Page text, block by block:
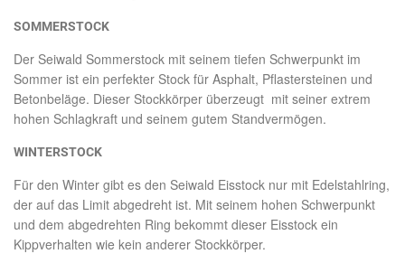
SOMMERSTOCK
Der Seiwald Sommerstock mit seinem tiefen Schwerpunkt im
Sommer ist ein perfekter Stock für Asphalt, Pflastersteinen und
Betonbeläge. Dieser Stockkörper überzeugt mit seiner extrem
hohen Schlagkraft und seinem gutem Standvermögen.
WINTERSTOCK
Für den Winter gibt es den Seiwald Eisstock nur mit Edelstahlring,
der auf das Limit abgedreht ist. Mit seinem hohen Schwerpunkt
und dem abgedrehten Ring bekommt dieser Eisstock ein
Kippverhalten wie kein anderer Stockkörper.